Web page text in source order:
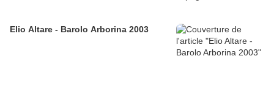
Elio Altare - Barolo Arborina 2003